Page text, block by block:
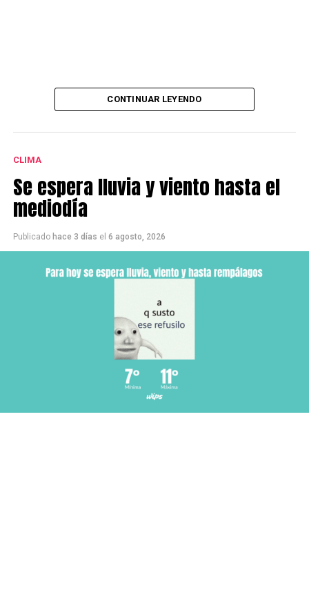
CONTINUAR LEYENDO
CLIMA
Se espera lluvia y viento hasta el
mediodía
Publicado hace 3 días el 6 agosto, 2026